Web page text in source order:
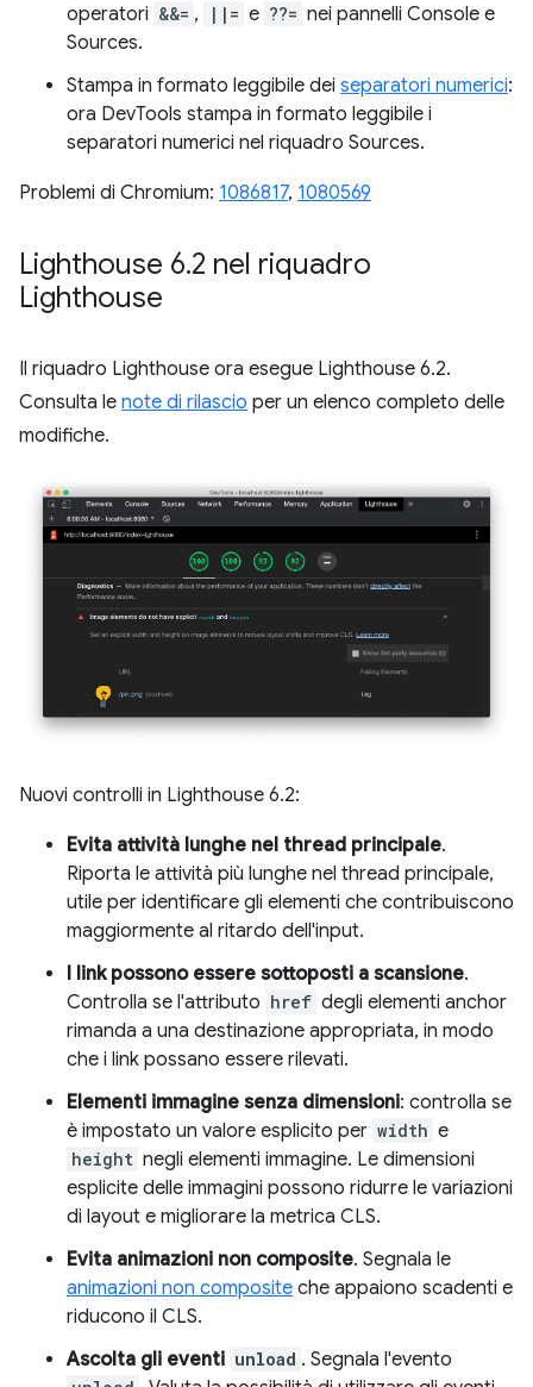
operatori &&= , ||= e ??= nei pannelli Console e
Sources.
Stampa in formato leggibile dei separatori numerici:
ora DevTools stampa in formato leggibile i
separatori numerici nel riquadro Sources.
Problemi di Chromium: 1086817, 1080569
Lighthouse 6.2 nel riquadro
Lighthouse
Il riquadro Lighthouse ora esegue Lighthouse 6.2.
Consulta le note di rilascio per un elenco completo delle
modifiche.
Nuovi controlli in Lighthouse 6.2:
Evita attività lunghe nel thread principale.
Riporta le attività più lunghe nel thread principale,
utile per identificare gli elementi che contribuiscono
maggiormente al ritardo dell'input.
I link possono essere sottoposti a scansione.
Controlla se l'attributo href degli elementi anchor
rimanda a una destinazione appropriata, in modo
che i link possano essere rilevati.
Elementi immagine senza dimensioni: controlla se
è impostato un valore esplicito per width e
height negli elementi immagine. Le dimensioni
esplicite delle immagini possono ridurre le variazioni
di layout e migliorare la metrica CLS.
Evita animazioni non composite. Segnala le
animazioni non composite che appaiono scadenti e
riducono il CLS.
Ascolta gli eventi unload . Segnala l'evento